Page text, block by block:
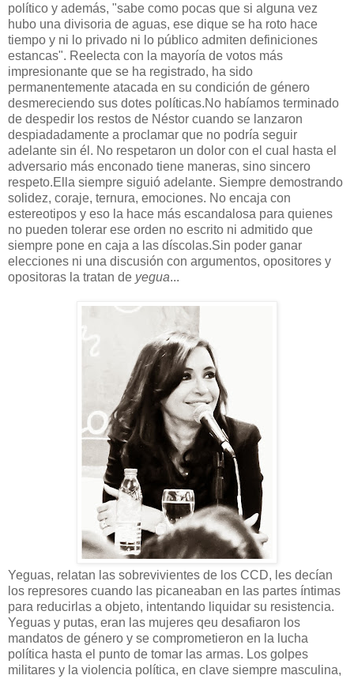
político y además, "sabe como pocas que si alguna vez
hubo una divisoria de aguas, ese dique se ha roto hace
tiempo y ni lo privado ni lo público admiten definiciones
estancas". Reelecta con la mayoría de votos más
impresionante que se ha registrado, ha sido
permanentemente atacada en su condición de género
desmereciendo sus dotes políticas.No habíamos terminado
de despedir los restos de Néstor cuando se lanzaron
despiadadamente a proclamar que no podría seguir
adelante sin él. No respetaron un dolor con el cual hasta el
adversario más enconado tiene maneras, sino sincero
respeto.Ella siempre siguió adelante. Siempre demostrando
solidez, coraje, ternura, emociones. No encaja con
estereotipos y eso la hace más escandalosa para quienes
no pueden tolerar ese orden no escrito ni admitido que
siempre pone en caja a las díscolas.Sin poder ganar
elecciones ni una discusión con argumentos, opositores y
opositoras la tratan de yegua...
Yeguas, relatan las sobrevivientes de los CCD, les decían
los represores cuando las picaneaban en las partes íntimas
para reducirlas a objeto, intentando liquidar su resistencia.
Yeguas y putas, eran las mujeres qeu desafiaron los
mandatos de género y se comprometieron en la lucha
política hasta el punto de tomar las armas. Los golpes
militares y la violencia política, en clave siempre masculina,